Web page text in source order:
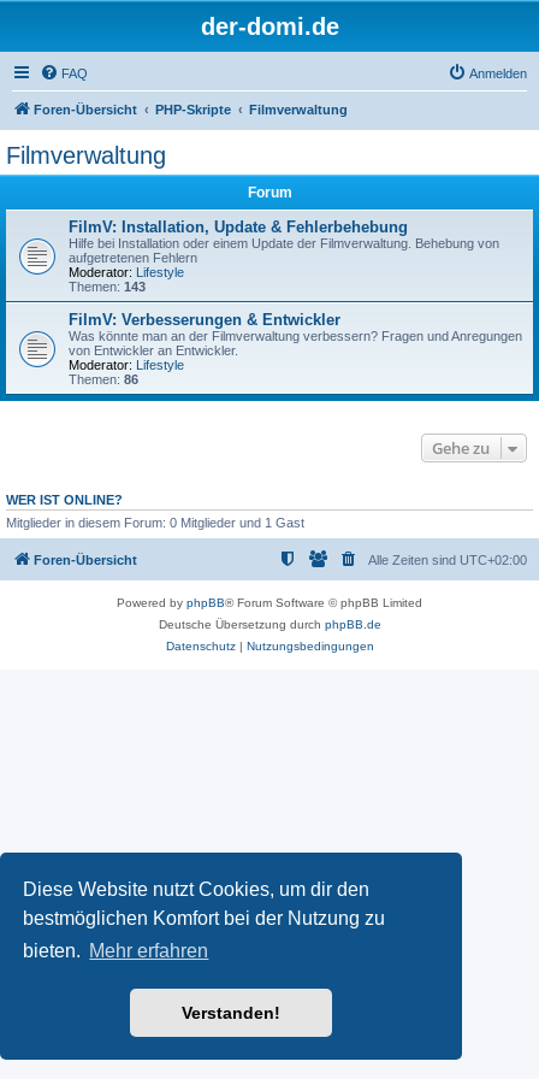
Diese Website nutzt Cookies, um dir den
bestmöglichen Komfort bei der Nutzung zu
bieten. Mehr erfahren
Verstanden!
der-domi.de
FAQ Anmelden
Foren-Übersicht PHP-Skripte Filmverwaltung
Filmverwaltung
Forum
FilmV: Installation, Update & Fehlerbehebung
Hilfe bei Installation oder einem Update der Filmverwaltung. Behebung von
aufgetretenen Fehlern
Moderator: Lifestyle
Themen: 143
FilmV: Verbesserungen & Entwickler
Was könnte man an der Filmverwaltung verbessern? Fragen und Anregungen
von Entwickler an Entwickler.
Moderator: Lifestyle
Themen: 86
Gehe zu
WER IST ONLINE?
Mitglieder in diesem Forum: 0 Mitglieder und 1 Gast
Foren-Übersicht Alle Zeiten sind UTC+02:00
Powered by phpBB® Forum Software © phpBB Limited
Deutsche Übersetzung durch phpBB.de
Datenschutz| Nutzungsbedingungen